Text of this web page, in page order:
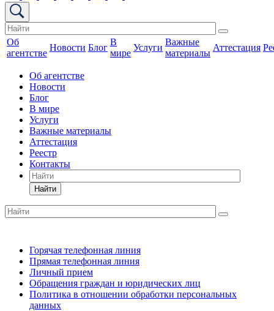
Об
агентстве
Новости Блог
В
мире
Услуги
Важные
материалы
Аттестация
Об агентстве
Новости
Блог
В мире
Услуги
Важные материалы
Аттестация
Реестр
Контакты
Найти
Горячая телефонная линия
Прямая телефонная линия
Личный прием
Обращения граждан и юридических лиц
Политика в отношении обработки персональных
данных